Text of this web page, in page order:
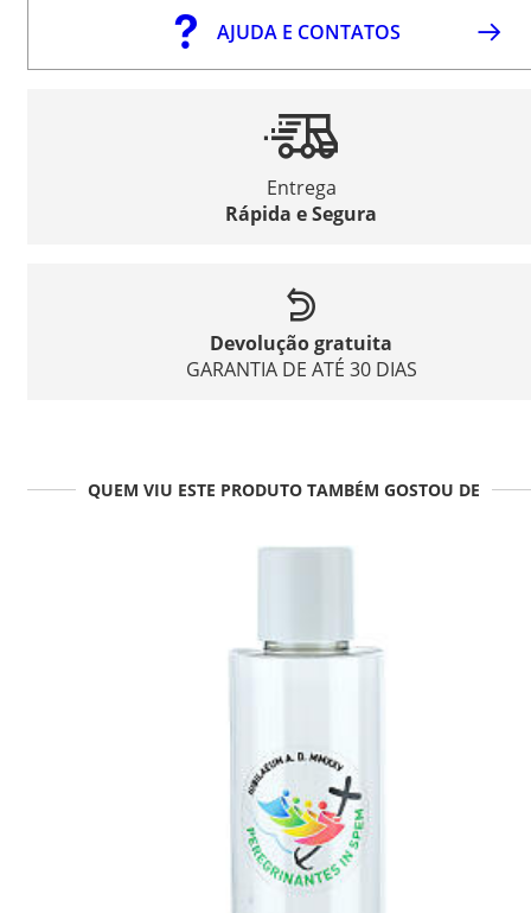
AJUDA E CONTATOS
Entrega
Rápida e Segura
Devolução gratuita
GARANTIA DE ATÉ 30 DIAS
QUEM VIU ESTE PRODUTO TAMBÉM GOSTOU DE